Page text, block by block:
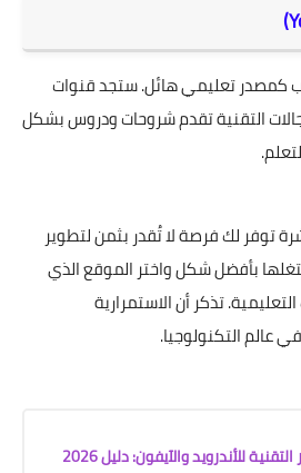
كمصدر تعليمي هائل. ستجد قنوات
التقنية تقدم شروحات ودروس بشكل
توفر لك فرصة لا تُقدر بثمن لتطوير
بأفضل شكل واختر الموقع الذي
تذكر أن الاستمرارية
عالم التكنولوجيا.
أفضل تطبيقات أخبار التقنية للأندرويد والآيفون: دليل 2026